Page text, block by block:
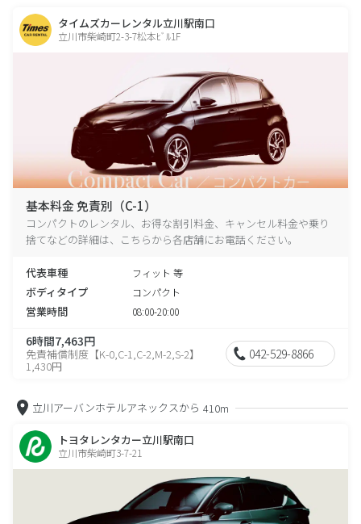
タイムズカーレンタル立川駅南口
立川市柴崎町2-3-7松本ﾋﾞﾙ1F
基本料金 免責別（C-1）
コンパクトのレンタル、お得な割引料金、キャンセル料金や乗り
捨てなどの詳細は、こちらから各店舗にお電話ください。
代表車種 フィット 等
ボディタイプ コンパクト
営業時間 08:00-20:00
6時間7,463円
免責補償制度【K-0,C-1,C-2,M-2,S-2】
1,430円
042-529-8866
立川アーバンホテルアネックスから 410m
トヨタレンタカー立川駅南口
立川市柴崎町3-7-21